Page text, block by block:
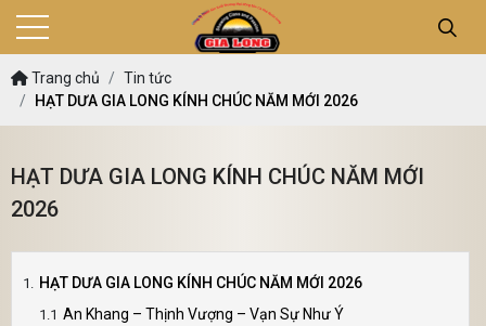
Trang chủ
Tin tức
HẠT DƯA GIA LONG KÍNH CHÚC NĂM MỚI 2026
HẠT DƯA GIA LONG KÍNH CHÚC NĂM MỚI
2026
HẠT DƯA GIA LONG KÍNH CHÚC NĂM MỚI 2026
An Khang – Thịnh Vượng – Vạn Sự Như Ý